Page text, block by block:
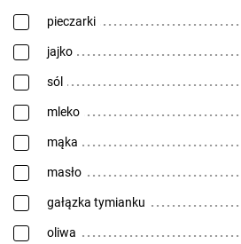
pieczarki
jajko
sól
mleko
mąka
masło
gałązka tymianku
oliwa